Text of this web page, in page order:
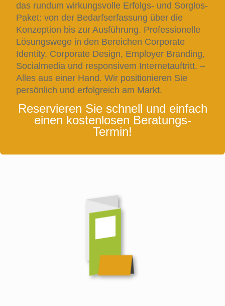
das rundum wirkungsvolle Erfolgs- und Sorglos-
Paket: von der Bedarfserfassung über die
Konzeption bis zur Ausführung. Professionelle
Lösungswege in den Bereichen Corporate
Identity, Corporate Design, Employer Branding,
Socialmedia und responsivem Internetauftritt. –
Alles aus einer Hand. Wir positionieren Sie
persönlich und erfolgreich am Markt.
Reservieren Sie schnell und einfach
einen kostenlosen Beratungs-
Termin!